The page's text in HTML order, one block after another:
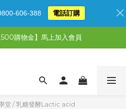
館滿1,000送500購物金！
5選3，最高現省1,770元
500購物金】馬上加入會員
堂/乳糖發酵Lactic acid
606-388 電話訂購